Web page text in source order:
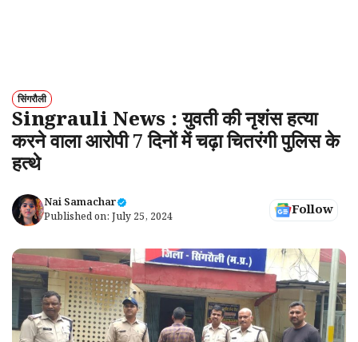
सिंगरौली
Singrauli News : युवती की नृशंस हत्या
करने वाला आरोपी 7 दिनों में चढ़ा चितरंगी पुलिस के
हत्थे
Nai Samachar
Published on: July 25, 2024 Follow